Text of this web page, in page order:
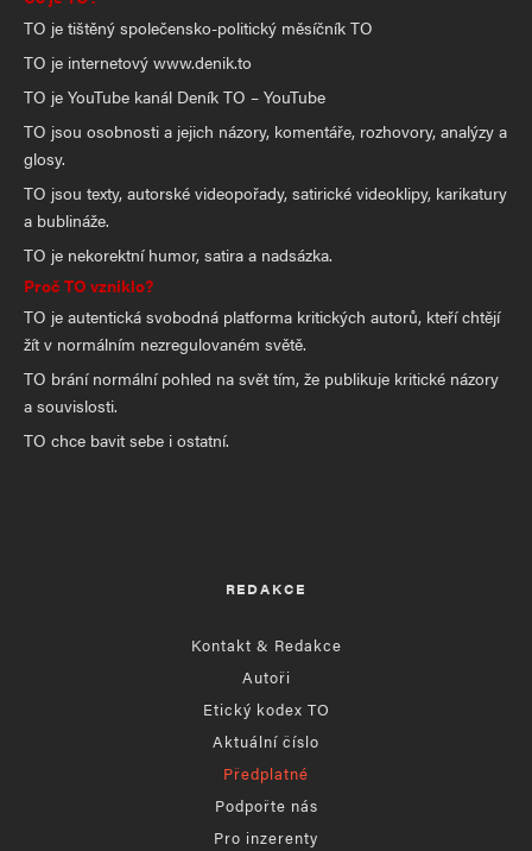
TO je tištěný společensko-politický měsíčník TO
TO je internetový www.denik.to
TO je YouTube kanál Deník TO – YouTube
TO jsou osobnosti a jejich názory, komentáře, rozhovory, analýzy a
glosy.
TO jsou texty, autorské videopořady, satirické videoklipy, karikatury
a bublináže.
TO je nekorektní humor, satira a nadsázka.
Proč TO vzniklo?
TO je autentická svobodná platforma kritických autorů, kteří chtějí
žít v normálním nezregulovaném světě.
TO brání normální pohled na svět tím, že publikuje kritické názory
a souvislosti.
TO chce bavit sebe i ostatní.
REDAKCE
Kontakt & Redakce
Autoři
Etický kodex TO
Aktuální číslo
Předplatné
Podpořte nás
Pro inzerenty